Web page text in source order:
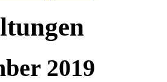
2019